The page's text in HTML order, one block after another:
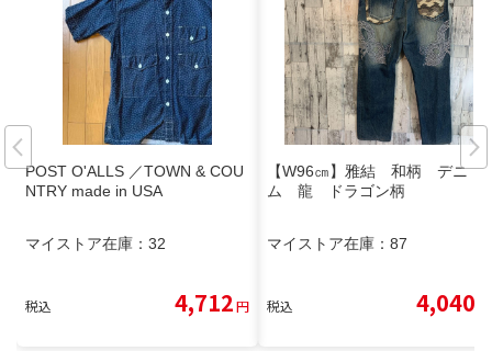
POST O'ALLS ／TOWN & COU
NTRY made in USA
マイストア在庫： 32
税込 4,712円
【W96㎝】雅結 和柄 デニ
ム 龍 ドラゴン柄
マイストア在庫： 87
税込 4,040